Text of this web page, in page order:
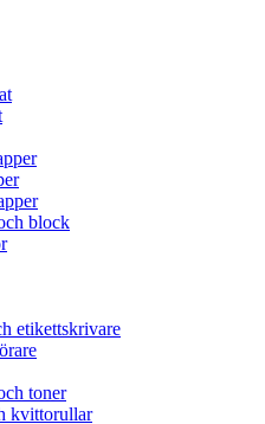
block
etikettskrivare
toner
kvittorullar